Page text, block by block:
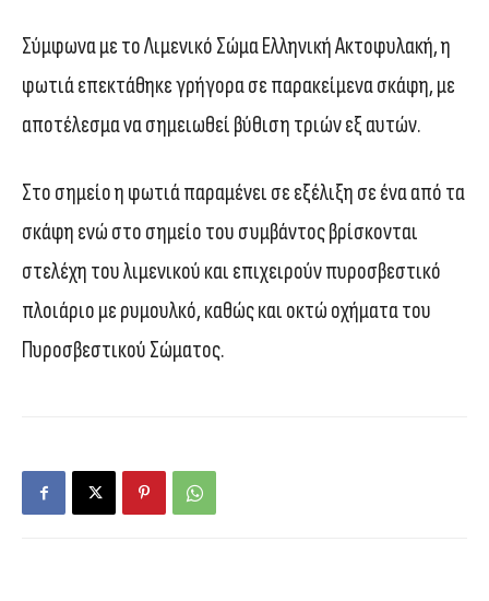
Σύμφωνα με το Λιμενικό Σώμα Ελληνική Ακτοφυλακή, η
φωτιά επεκτάθηκε γρήγορα σε παρακείμενα σκάφη, με
αποτέλεσμα να σημειωθεί βύθιση τριών εξ αυτών.
Στο σημείο η φωτιά παραμένει σε εξέλιξη σε ένα από τα
σκάφη ενώ στο σημείο του συμβάντος βρίσκονται
στελέχη του λιμενικού και επιχειρούν πυροσβεστικό
πλοιάριο με ρυμουλκό, καθώς και οκτώ οχήματα του
Πυροσβεστικού Σώματος.